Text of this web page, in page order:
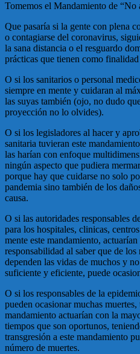
Tomemos el Mandamiento de “No
Que pasaría si la gente con plena
o contagiarse del coronavirus,
la sana distancia o el resguardo
prácticas que tienen como
O si los sanitarios o personal
siempre en mente y cuidaran al
las suyas también (ojo, no dudo
proyección no lo olvides).
O si los legisladores al hacer y
sanitaria tuvieran este
las harían con enfoque
ningún aspecto que pudiera
porque hay que cuidarse no solo
pandemia sino también de los
causa.
O si las autoridades responsables
para los hospitales, clinicas,
mente este mandamiento,
responsabilidad al saber que de
dependen las vidas de muchos y
suficiente y eficiente, puede
O si los responsables de la
pueden ocasionar muchas
mandamiento actuarían con la
tiempos que son oportunos,
transgresión a este mandamiento
número de muertes.